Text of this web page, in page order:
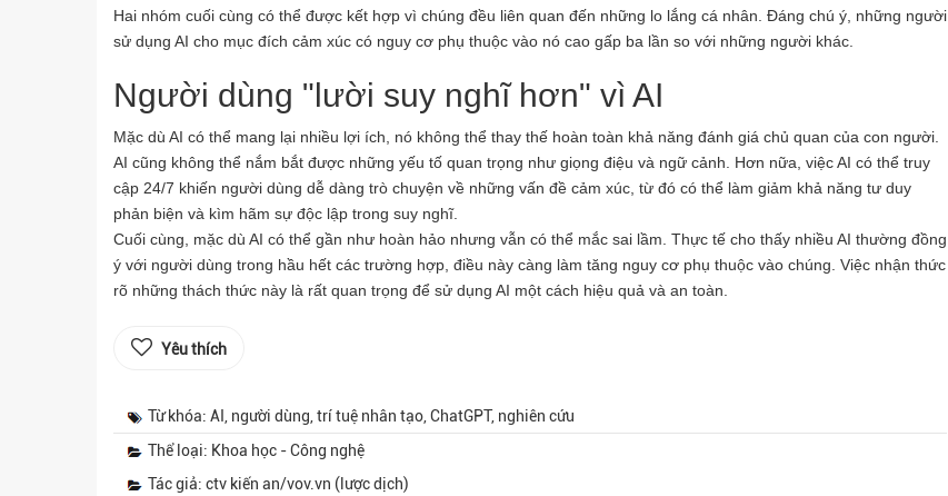
Hai nhóm cuối cùng có thể được kết hợp vì chúng đều liên quan đến những lo lắng cá nhân. Đáng chú ý, những người
sử dụng AI cho mục đích cảm xúc có nguy cơ phụ thuộc vào nó cao gấp ba lần so với những người khác.
Người dùng "lười suy nghĩ hơn" vì AI
Mặc dù AI có thể mang lại nhiều lợi ích, nó không thể thay thế hoàn toàn khả năng đánh giá chủ quan của con người.
AI cũng không thể nắm bắt được những yếu tố quan trọng như giọng điệu và ngữ cảnh. Hơn nữa, việc AI có thể truy
cập 24/7 khiến người dùng dễ dàng trò chuyện về những vấn đề cảm xúc, từ đó có thể làm giảm khả năng tư duy
phản biện và kìm hãm sự độc lập trong suy nghĩ.
Cuối cùng, mặc dù AI có thể gần như hoàn hảo nhưng vẫn có thể mắc sai lầm. Thực tế cho thấy nhiều AI thường đồng
ý với người dùng trong hầu hết các trường hợp, điều này càng làm tăng nguy cơ phụ thuộc vào chúng. Việc nhận thức
rõ những thách thức này là rất quan trọng để sử dụng AI một cách hiệu quả và an toàn.
Yêu thích
Từ khóa: AI, người dùng, trí tuệ nhân tạo, ChatGPT, nghiên cứu
Thể loại: Khoa học - Công nghệ
Tác giả: ctv kiến an/vov.vn (lược dịch)